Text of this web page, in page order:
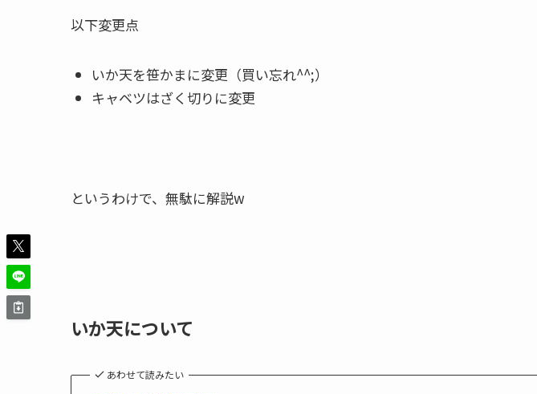
以下変更点
いか天を笹かまに変更（買い忘れ^^;）
キャベツはざく切りに変更
というわけで、無駄に解説w
いか天について
あわせて読みたい